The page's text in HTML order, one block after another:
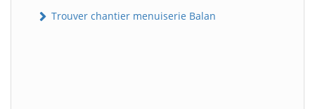
Trouver chantier menuiserie Balan